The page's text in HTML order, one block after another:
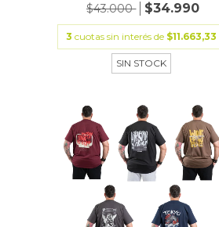
$43.000 $34.990
3 cuotas sin interés de $11.663,33
SIN STOCK